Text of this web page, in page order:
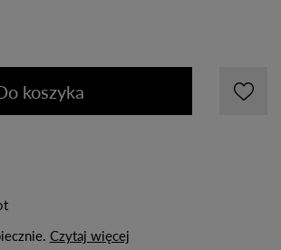
Do koszyka
Czytaj więcej